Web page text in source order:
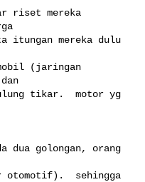
riset mereka
mereka dulu
(jaringan
tikar.  motor yg
golongan, orang
otomotif).  sehingga